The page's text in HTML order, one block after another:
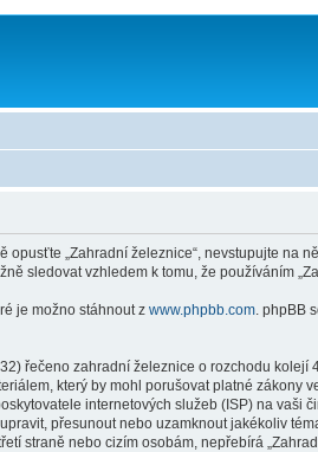
opusťte „Zahradní železnice“, nevstupujte na
sledovat vzhledem k tomu, že používáním
je možno stáhnout z www.phpbb.com . phpBB
řečeno zahradní železnice o rozchodu
který by mohl porušovat platné zákony
internetových služeb (ISP) na vaši
přesunout nebo uzamknout jakékoliv
straně nebo cizím osobám, nepřebírá